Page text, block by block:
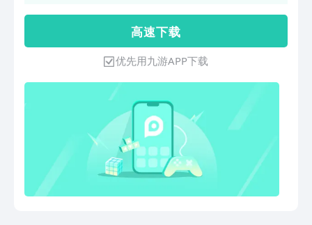
梦幻小队，从不同风格（射手、支援者、
防御者与战士）间自由搭配，打造无敌组
合，征服每一场战役！终极大招逆转战场
成为漫威战术大师！透过巧妙的站位与战
术布置，在关键时刻释放英雄们的终极大
招，给予敌人迎头痛击！每一次的技能施
放与战术安排都有可能逆转战局，在每场
惊险的战斗中取得胜利！挑战史诗级
BOSS面对梦魇势力巨型BOSS，展开惊心
动魄的对决。在不同的模式中击败他们。
与其他高手一分高下，争夺排名之巅！每
高 速 下 载
优先用九游APP下载